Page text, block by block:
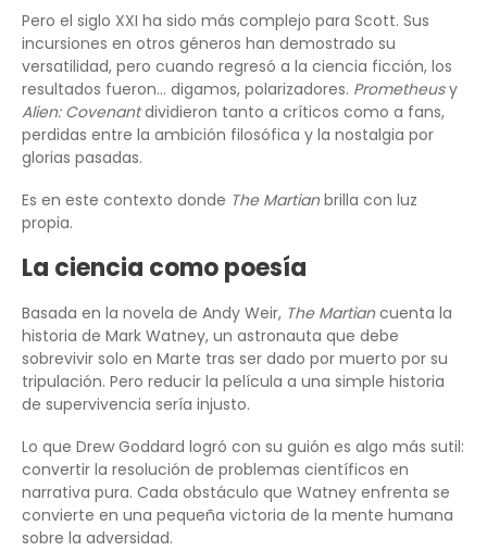
Pero el siglo XXI ha sido más complejo para Scott. Sus
incursiones en otros géneros han demostrado su
versatilidad, pero cuando regresó a la ciencia ficción, los
resultados fueron… digamos, polarizadores. Prometheusy
Alien: Covenantdividieron tanto a críticos como a fans,
perdidas entre la ambición filosófica y la nostalgia por
glorias pasadas.
Es en este contexto donde The Martianbrilla con luz
propia.
La ciencia como poesía
Basada en la novela de Andy Weir, The Martiancuenta la
historia de Mark Watney, un astronauta que debe
sobrevivir solo en Marte tras ser dado por muerto por su
tripulación. Pero reducir la película a una simple historia
de supervivencia sería injusto.
Lo que Drew Goddard logró con su guión es algo más sutil:
convertir la resolución de problemas científicos en
narrativa pura. Cada obstáculo que Watney enfrenta se
convierte en una pequeña victoria de la mente humana
sobre la adversidad.